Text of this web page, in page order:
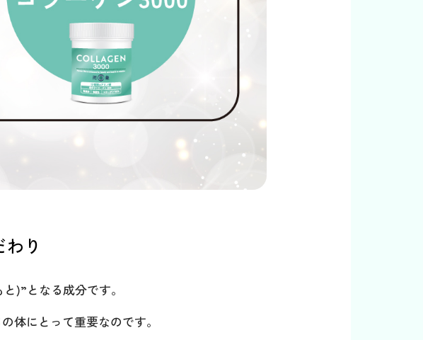
り
)”となる成分です。
体にとって重要なのです。